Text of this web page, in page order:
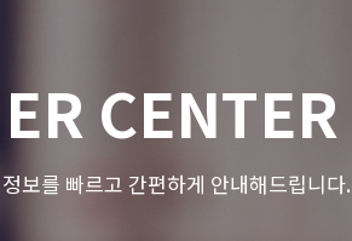
CENTER
보를 빠르고 간편하게 안내해드립니다.